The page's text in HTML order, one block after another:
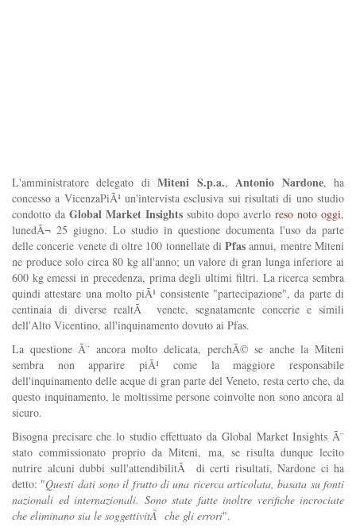
L'amministratore delegato diMiteni S.p.a.,Antonio Nardone, ha
concesso a VicenzaPiÃ¹ un'intervista esclusiva sui risultati di uno studio
condotto da Global Market Insightssubito dopo averloreso noto oggi,
lunedÃ¬ 25 giugno. Lo studio in questione documenta l'uso da parte
delle concerie venete di oltre 100 tonnellate diPfas annui, mentre Miteni
ne produce solo circa 80 kg all'anno; un valore di gran lunga inferiore ai
600 kg emessi in precedenza, prima degli ultimi filtri. La ricerca sembra
quindi attestare una molto piÃ¹ consistente "partecipazione", da parte di
centinaia di diverse realtÃ venete, segnatamente concerie e simili
dell'Alto Vicentino, all'inquinamento dovuto ai Pfas.
La questione Ã¨ ancora molto delicata, perchÃ© se anche la Miteni
sembra non apparire piÃ¹ come la maggiore responsabile
dell'inquinamento delle acque di gran parte del Veneto, resta certo che, da
questo inquinamento, le moltissime persone coinvolte non sono ancora al
sicuro.
Bisogna precisare che lo studio effettuato da Global Market Insights Ã¨
stato commissionato proprio da Miteni, ma, se risulta dunque lecito
nutrire alcuni dubbi sull'attendibilitÃ di certi risultati, Nardone ci ha
detto: "Questi dati sono il frutto di una ricerca articolata, basata su fonti
nazionali ed internazionali. Sono state fatte inoltre verifiche incrociate
che eliminano sia le soggettivitÃ che gli errori".